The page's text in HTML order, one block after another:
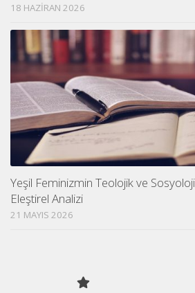
18 HAZIRAN 2026
Yeşil Feminizmin Teolojik ve
Eleştirel Analizi
21 MAYIS 2026